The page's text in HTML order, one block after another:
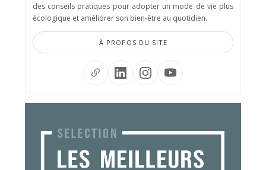
des conseils pratiques pour adopter un mode de vie plus
écologique et améliorer son bien-être au quotidien.
À PROPOS DU SITE